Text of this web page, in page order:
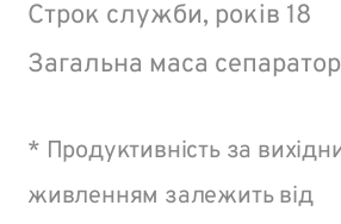
Строк служби, років 18
Загальна маса
* Продуктивність за
живленням залежить від